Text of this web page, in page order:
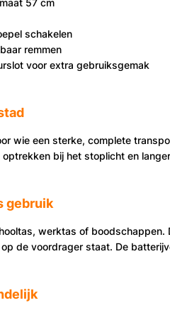
57 cm
schakelen
remmen
voor extra gebruiksgemak
wie een sterke, complete
bij het stoplicht en
gebruik
werktas of
de voordrager staat. De